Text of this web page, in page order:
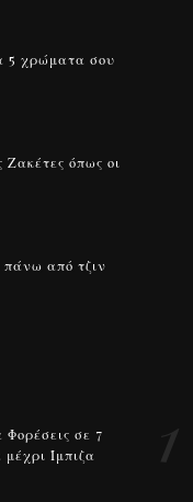
5 χρώματα σου
Ζακέτες όπως οι
από τζιν
σε 7
Ίμπιζα
1